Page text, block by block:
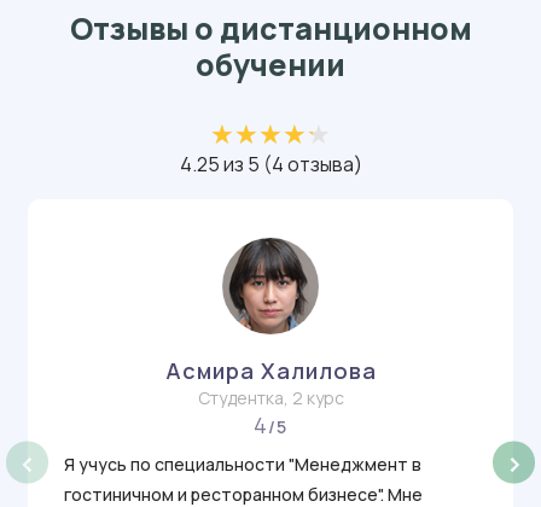
Отзывы о дистанционном
обучении
★★★★★
★★★★★
4.25 из 5 (4 отзыва)
‹
Асмира Халилова
Студентка, 2 курс
4/5
Я учусь по специальности "Менеджмент в
гостиничном и ресторанном бизнесе". Мне
›